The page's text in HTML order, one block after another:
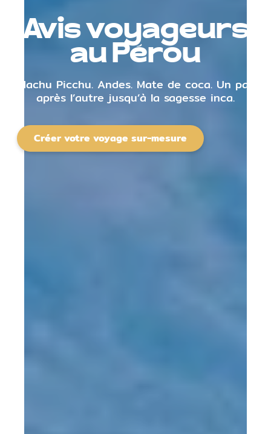
Avis voyageurs
au Pérou
Machu Picchu. Andes. Mate de coca. Un pas
après l’autre jusqu’à la sagesse inca.
Créer votre voyage sur-mesure